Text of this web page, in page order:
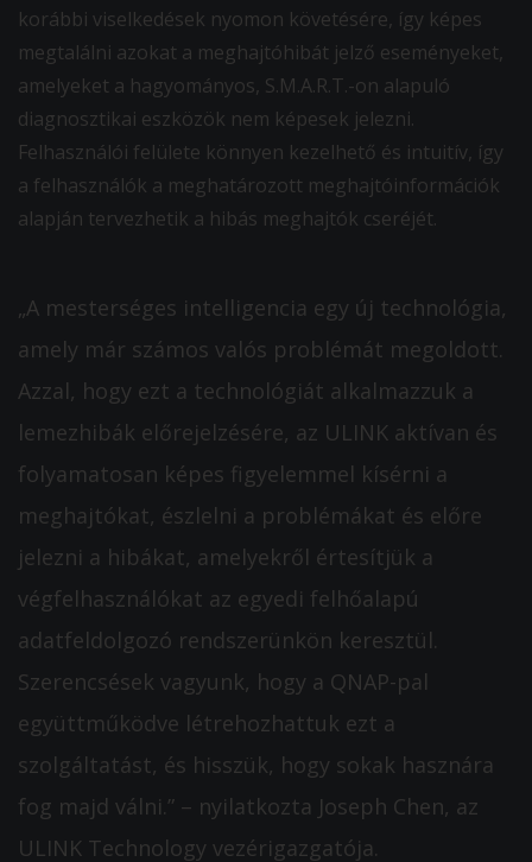
korábbi viselkedések nyomon követésére, így képes
megtalálni azokat a meghajtóhibát jelző eseményeket,
amelyeket a hagyományos, S.M.A.R.T.-on alapuló
diagnosztikai eszközök nem képesek jelezni.
Felhasználói felülete könnyen kezelhető és intuitív, így
a felhasználók a meghatározott meghajtóinformációk
alapján tervezhetik a hibás meghajtók cseréjét.
„A mesterséges intelligencia egy új technológia,
amely már számos valós problémát megoldott.
Azzal, hogy ezt a technológiát alkalmazzuk a
lemezhibák előrejelzésére, az ULINK aktívan és
folyamatosan képes figyelemmel kísérni a
meghajtókat, észlelni a problémákat és előre
jelezni a hibákat, amelyekről értesítjük a
végfelhasználókat az egyedi felhőalapú
adatfeldolgozó rendszerünkön keresztül.
Szerencsések vagyunk, hogy a QNAP-pal
együttműködve létrehozhattuk ezt a
szolgáltatást, és hisszük, hogy sokak hasznára
fog majd válni.” – nyilatkozta Joseph Chen, az
ULINK Technology vezérigazgatója.